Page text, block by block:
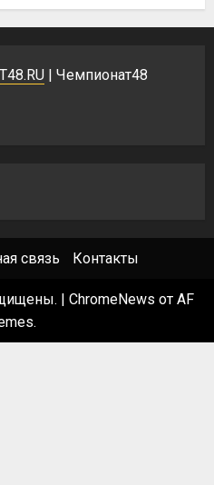
| Чемпионат48
связь Контакты
ChromeNews от AF